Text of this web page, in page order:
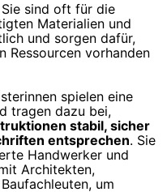
Sie sind oft für die
Materialien und
und sorgen dafür,
Ressourcen vorhanden
spielen eine
tragen dazu bei,
stabil, sicher
entsprechen. Sie
Handwerker und
Architekten,
um